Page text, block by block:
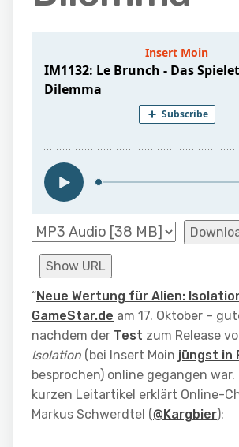
Show URL
“Neue Wertung für Alien:
GameStar.de am 17. Oktober –
nachdem der Test zum Release
Isolation (bei Insert Moin jüngst in
besprochen) online gegangen war.
kurzen Leitartikel erklärt Online-
Markus Schwerdtel (@Kargbier):